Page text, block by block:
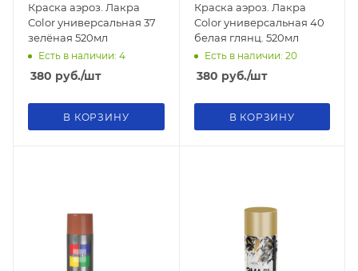
Краска аэроз. Лакра
Color универсальная 37
зелёная 520мл
Есть в наличии: 4
380 руб./шт
В КОРЗИНУ
Краска аэроз. Лакра
Color универсальная 40
белая глянц. 520мл
Есть в наличии: 20
380 руб./шт
В КОРЗИНУ